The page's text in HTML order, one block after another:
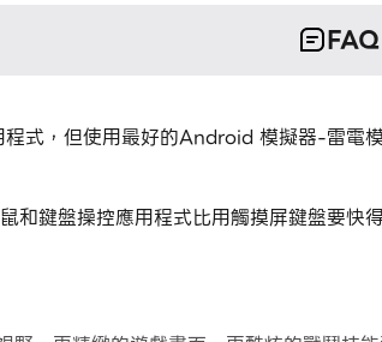
FAQ
，但使用最好的Android 模擬器-雷電
鍵盤操控應用程式比用觸摸屏鍵盤要快